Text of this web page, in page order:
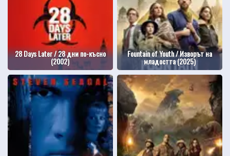
28 Days Later / 28 дни по-късно
(2002)
Fountain of Youth / Изворът на
младостта (2025)